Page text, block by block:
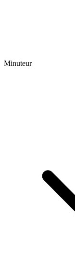
Minuteur